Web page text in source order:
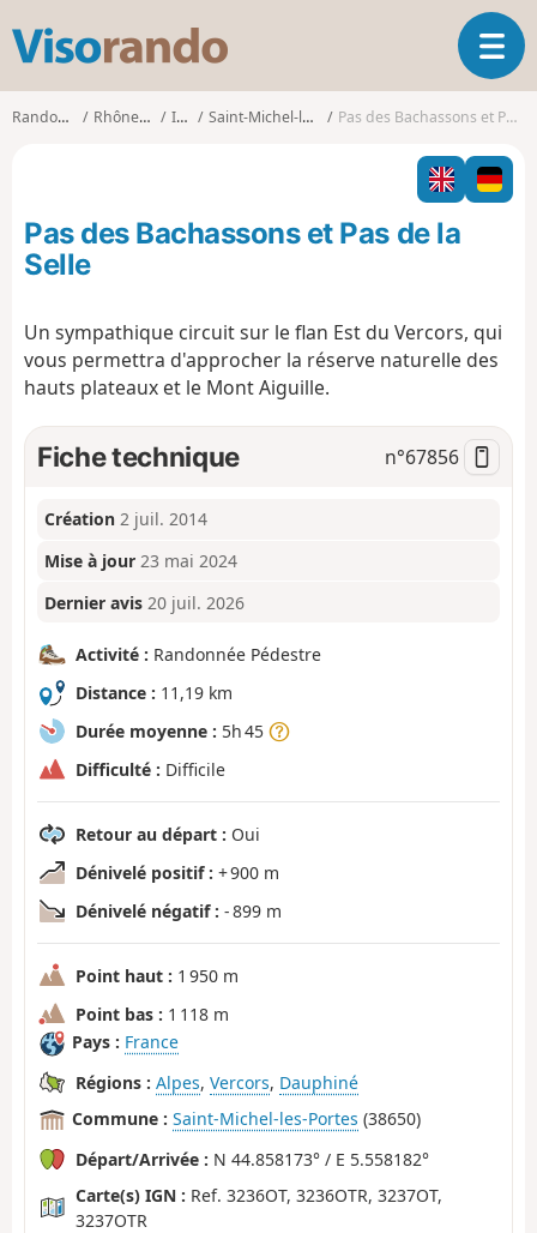
s
o
o
O
u
v
i
r
l
i
g
i
Randonnées Rhône-Alpes Isère Saint-Michel-les-Portes Pas des Bachassons et Pas de la Selle
Pas des Bachassons et Pas de la
Selle
Un sympathique circuit sur le flan Est du Vercors, qui
vous permettra d'approcher la réserve naturelle des
hauts plateaux et le Mont Aiguille.
Fiche technique n°67856
Création 2 juil. 2014
Mise à jour 23 mai 2024
Dernier avis 20 juil. 2026
Activité : Randonnée Pédestre
Distance : 11,19 km
Durée moyenne : 5h 45
Difficulté : Difficile
Retour au départ : Oui
Dénivelé positif : + 900 m
Dénivelé négatif : - 899 m
Point haut : 1 950 m
Point bas : 1 118 m
Pays : France
Régions : Alpes, Vercors, Dauphiné
Commune : Saint-Michel-les-Portes (38650)
Départ/Arrivée : N 44.858173° / E 5.558182°
Carte(s) IGN : Ref. 3236OT, 3236OTR, 3237OT,
3237OTR